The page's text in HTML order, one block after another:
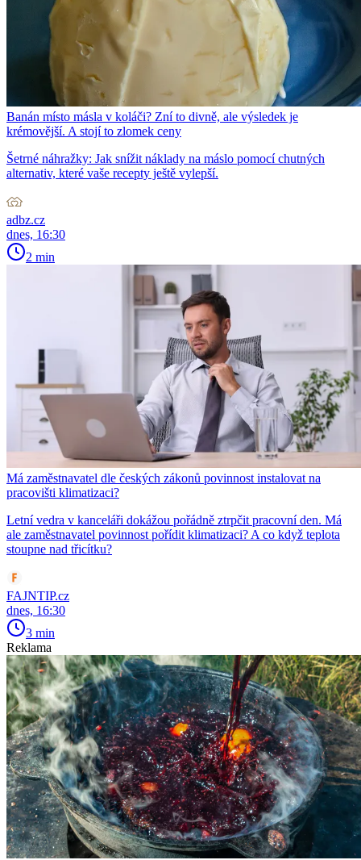
Banán místo másla v koláči? Zní to divně, ale výsledek je
krémovější. A stojí to zlomek ceny
Šetrné náhražky: Jak snížit náklady na máslo pomocí chutných
alternativ, které vaše recepty ještě vylepší.
adbz.cz
dnes, 16:30
2 min
Má zaměstnavatel dle českých zákonů povinnost instalovat na
pracovišti klimatizaci?
Letní vedra v kanceláři dokážou pořádně ztrpčit pracovní den. Má
ale zaměstnavatel povinnost pořídit klimatizaci? A co když teplota
stoupne nad třicítku?
FAJNTIP.cz
dnes, 16:30
3 min
Reklama